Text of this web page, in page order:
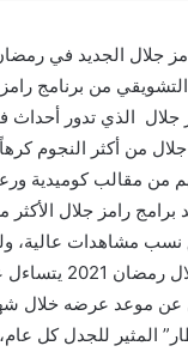
من برنامج
جلال الذي تدور أحداث
جلال من أكثر النجوم
من مقالب كوميدية
برامج رامز جلال
مشاهدات عالية،
موعد برنامج
المثير للجدل كل